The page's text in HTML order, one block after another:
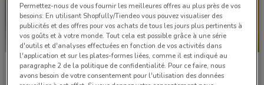
Gifi Gifi
Permettez-nous de vous fournir les meilleures offres au plus près de vos
besoins: En utilisant Shopfully/Tiendeo vous pouvez visualiser des
publicités et des offres pour vos achats de tous les jours plus pertinents à
vos goûts et à votre monde. Tout cela est possible grâce à une série
d'outils et d'analyses effectuées en fonction de vos activités dans
l'application et sur les plates-formes liées, comme il est indiqué au
paragraphe 2 de la politique de confidentialité. Pour ce faire, nous
avons besoin de votre consentement pour l'utilisation des données